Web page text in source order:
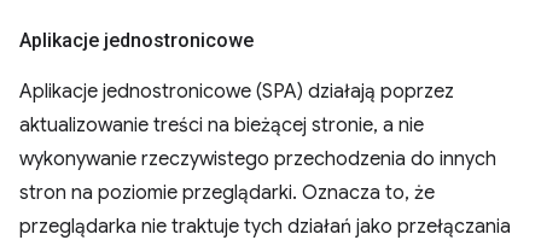
Aplikacje jednostronicowe
Aplikacje jednostronicowe (SPA) działają poprzez
aktualizowanie treści na bieżącej stronie, a nie
wykonywanie rzeczywistego przechodzenia do innych
stron na poziomie przeglądarki. Oznacza to, że
przeglądarka nie traktuje tych działań jako przełączania